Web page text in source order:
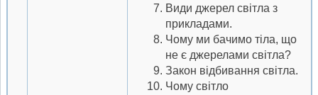
Види джерел світла з
прикладами.
Чому ми бачимо тіла, що
не є джерелами світла?
Закон відбивання світла.
Чому світло